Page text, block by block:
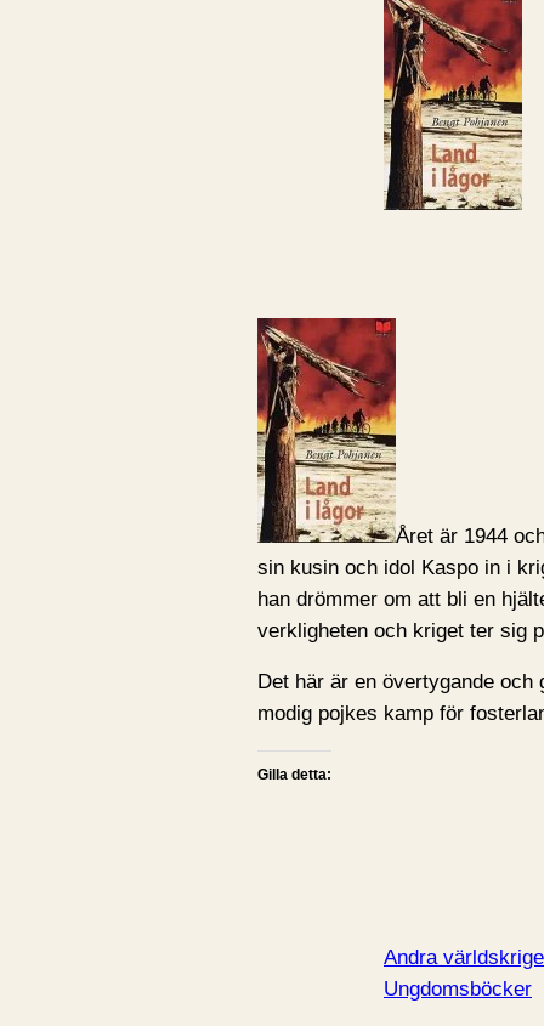
Året är 1944
sin kusin och idol Kaspo in i
han drömmer om att bli en
verkligheten och kriget ter sig
Det här är en övertygande
modig pojkes kamp för
Gilla detta:
Andra
Ungdomsböcker